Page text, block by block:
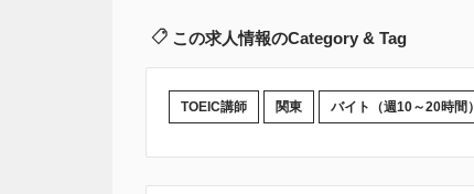
この求人情報のCategory & Tag
TOEIC講師 関東 バイト（週10～20時間）